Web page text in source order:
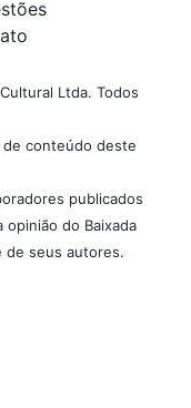
Ltda. Todos
de conteúdo deste
publicados
do Baixada
de seus autores.